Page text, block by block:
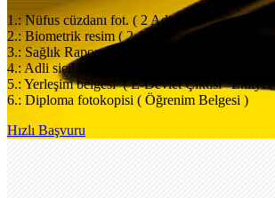
1.: Nüfus cüzdanı fot. ( 2 Adet )
2.: Biometrik resim ( 2 Adet )
3.: Sağlık Raporu ( Aile Hekimi )
4.: Adli sicil kaydı ( E-Devlet Çıktısı "Ehliyet
5.: Yerleşim belgesi ( E-Devlet Çıktısı "Ehliyet
6.: Diploma fotokopisi ( Öğrenim Belgesi )
Hızlı Başvuru